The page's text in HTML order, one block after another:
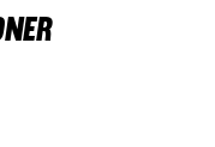
Swoosh-logo
Swoosh Classic